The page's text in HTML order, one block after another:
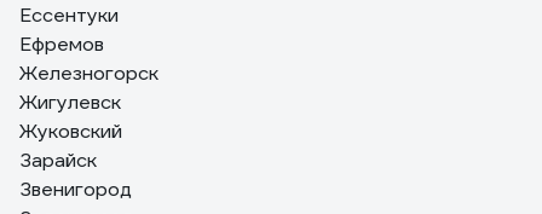
Ессентуки
Ефремов
Железногорск
Жигулевск
Жуковский
Зарайск
Звенигород